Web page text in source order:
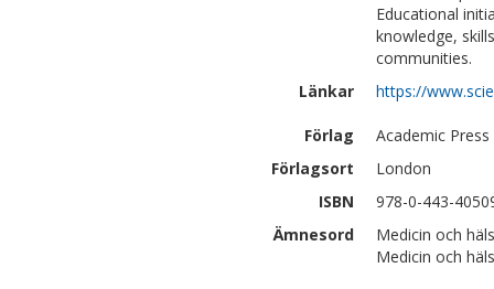
Educational
knowledge,
communities.
Länkar
https://
Förlag
Academic Press
Förlagsort
London
ISBN
978-0-443-
Ämnesord
Medicin och
Medicin och